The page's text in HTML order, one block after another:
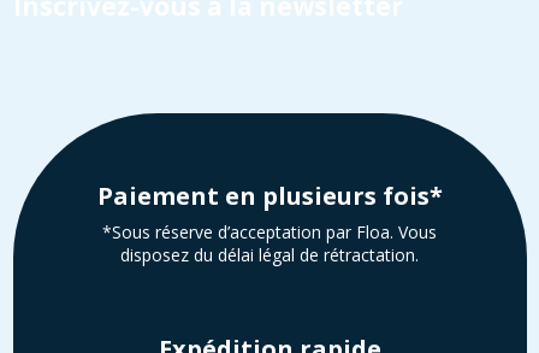
Paiement en plusieurs fois*
*Sous réserve d’acceptation par Floa. Vous
disposez du délai légal de rétractation.